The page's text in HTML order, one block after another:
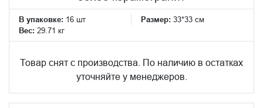
В упаковке: 16 шт Размер: 33*33 см
Вес: 29.71 кг
Товар снят с производства. По наличию в остатках
уточняйте у менеджеров.